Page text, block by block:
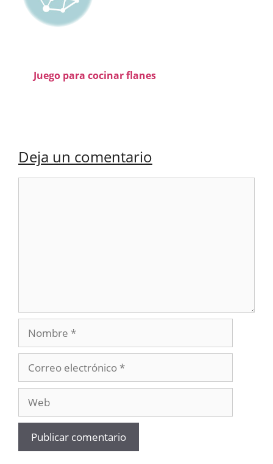
Juego para cocinar flanes
Deja un comentario
Nombre
electrónico